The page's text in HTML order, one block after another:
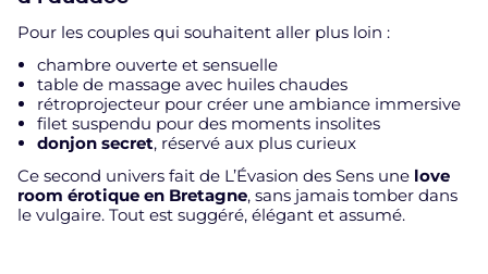
Pour les couples qui souhaitent aller plus loin :
chambre ouverte et sensuelle
table de massage avec huiles chaudes
rétroprojecteur pour créer une ambiance immersive
filet suspendu pour des moments insolites
donjon secret, réservé aux plus curieux
Ce second univers fait de L’Évasion des Sens une love
room érotique en Bretagne, sans jamais tomber dans
le vulgaire. Tout est suggéré, élégant et assumé.